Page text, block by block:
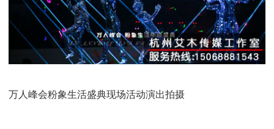
万人峰会粉象生活盛典现场活动演出拍摄